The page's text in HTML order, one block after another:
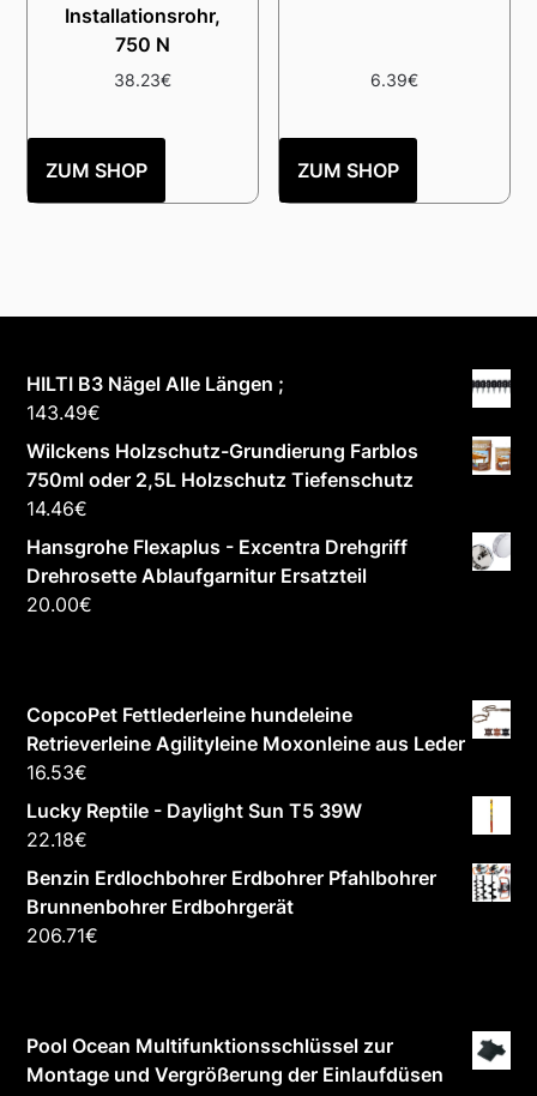
Installationsrohr,
750 N
38.23€
ZUM SHOP
6.39€
ZUM SHOP
HILTI B3 Nägel Alle Längen ;
143.49€
Wilckens Holzschutz-Grundierung Farblos
750ml oder 2,5L Holzschutz Tiefenschutz
14.46€
Hansgrohe Flexaplus - Excentra Drehgriff
Drehrosette Ablaufgarnitur Ersatzteil
20.00€
CopcoPet Fettlederleine hundeleine
Retrieverleine Agilityleine Moxonleine aus Leder
16.53€
Lucky Reptile - Daylight Sun T5 39W
22.18€
Benzin Erdlochbohrer Erdbohrer Pfahlbohrer
Brunnenbohrer Erdbohrgerät
206.71€
Pool Ocean Multifunktionsschlüssel zur
Montage und Vergrößerung der Einlaufdüsen